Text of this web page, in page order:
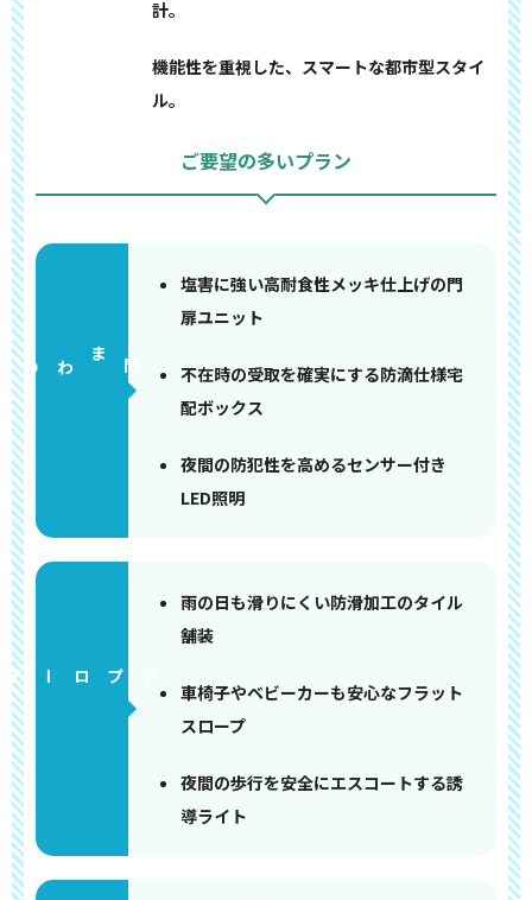
計。
機能性を重視した、スマートな都市型スタイ
ル。
ご要望の多いプラン
門まわり
塩害に強い高耐食性メッキ仕上げの門
扉ユニット
不在時の受取を確実にする防滴仕様宅
配ボックス
夜間の防犯性を高めるセンサー付き
LED照明
アプローチ
雨の日も滑りにくい防滑加工のタイル
舗装
車椅子やベビーカーも安心なフラット
スロープ
夜間の歩行を安全にエスコートする誘
導ライト